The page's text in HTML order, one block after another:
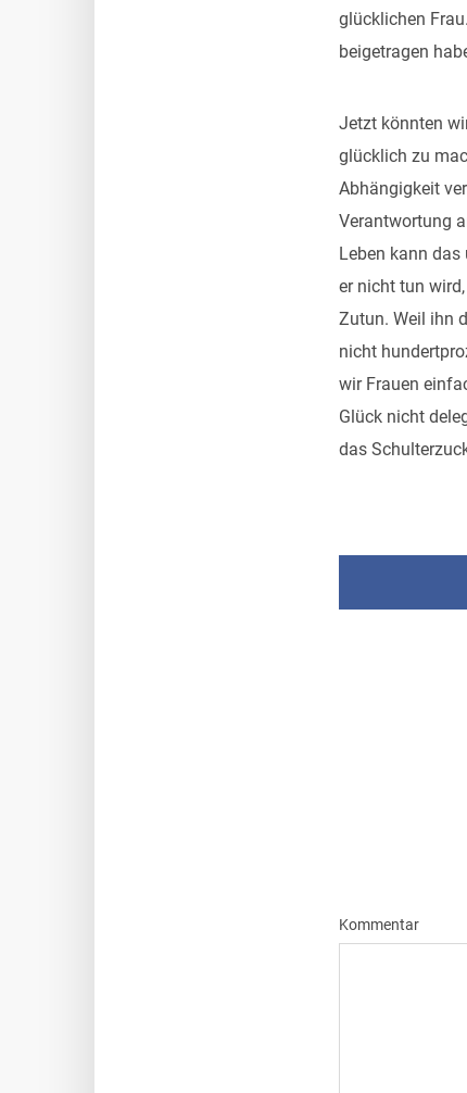
glücklichen
beigetragen
Jetzt könnten
glücklich zu
Abhängigkeit
Verantwortung
Leben kann das
er nicht tun
Zutun. Weil ihn
nicht
wir Frauen
Glück nicht
das
Kommentar